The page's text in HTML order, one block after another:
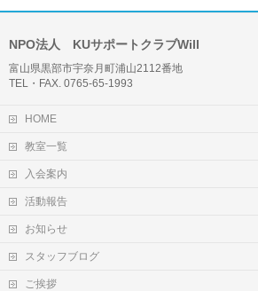
NPO法人 KUサポートクラブWill
富山県黒部市宇奈月町浦山2112番地
TEL・FAX. 0765-65-1993
HOME
教室一覧
入会案内
活動報告
お知らせ
スタッフブログ
ご挨拶